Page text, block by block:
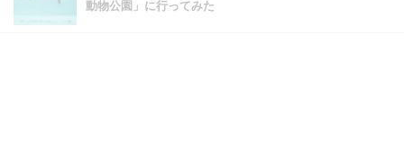
動物公園」に行ってみた